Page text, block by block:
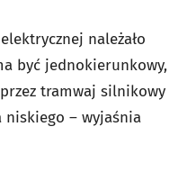
należało
być jednokierunkowy,
tramwaj silnikowy
niskiego – wyjaśnia